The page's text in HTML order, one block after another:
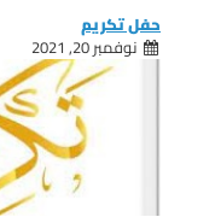
حفل تكريم
نوفمبر 20, 2021